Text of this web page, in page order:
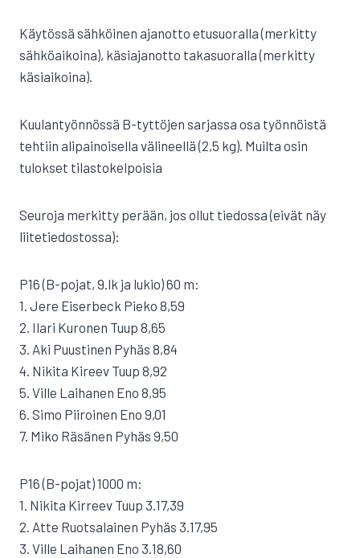
Käytössä sähköinen ajanotto etusuoralla (merkitty
sähköaikoina), käsiajanotto takasuoralla (merkitty
käsiaikoina).
Kuulantyönnössä B-tyttöjen sarjassa osa työnnöistä
tehtiin alipainoisella välineellä (2,5 kg). Muilta osin
tulokset tilastokelpoisia
Seuroja merkitty perään, jos ollut tiedossa (eivät näy
liitetiedostossa):
P16 (B-pojat, 9.lk ja lukio) 60 m:
1. Jere Eiserbeck Pieko 8,59
2. Ilari Kuronen Tuup 8,65
3. Aki Puustinen Pyhäs 8,84
4. Nikita Kireev Tuup 8,92
5. Ville Laihanen Eno 8,95
6. Simo Piiroinen Eno 9,01
7. Miko Räsänen Pyhäs 9,50
P16 (B-pojat) 1000 m:
1. Nikita Kirreev Tuup 3.17,39
2. Atte Ruotsalainen Pyhäs 3.17,95
3. Ville Laihanen Eno 3.18,60